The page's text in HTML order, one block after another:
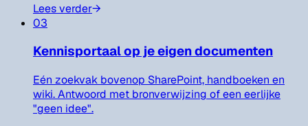
Lees verder→
03
Kennisportaal op je eigen documenten
Eén zoekvak bovenop SharePoint, handboeken en
wiki. Antwoord met bronverwijzing of een eerlijke
"geen idee".